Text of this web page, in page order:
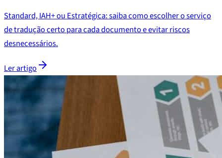
Standard, IAH+ ou Estratégica: saiba como escolher o serviço
de tradução certo para cada documento e evitar riscos
desnecessários.
Ler artigo